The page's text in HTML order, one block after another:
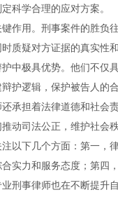
科学合理的应对方案。
作用。刑事案件的胜负
质疑对方证据的真实性
中极具优势。他们不仅
护逻辑，保护被告人的
承担着法律道德和社会
动司法公正，维护社会
以下几个方面：第一，
实力和服务态度；第四
刑事律师也在不断提升